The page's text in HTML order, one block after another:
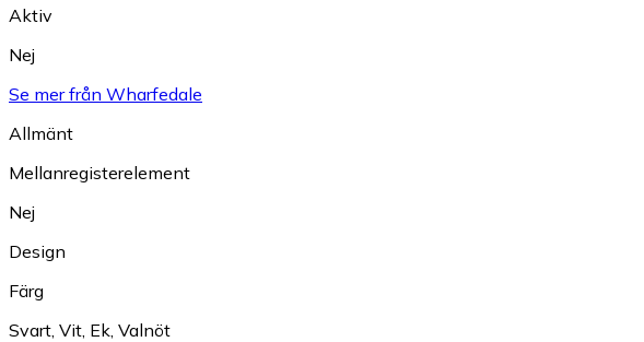
Aktiv
Nej
Se mer från Wharfedale
Allmänt
Mellanregisterelement
Nej
Design
Färg
Svart Vit Ek Valnöt